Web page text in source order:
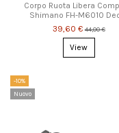
Corpo Ruota Libera
Shimano FH-M6010
39,60 € 44,00 €
View
-10%
Nuovo